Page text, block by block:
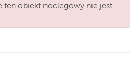
ten obiekt noclegowy nie jest